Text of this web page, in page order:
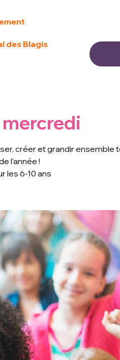
des Blagis
créer et grandir ensemble
l’année !
les 6-10 ans